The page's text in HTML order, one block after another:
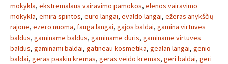
mokykla, ekstremalaus vairavimo pamokos, elenos vairavimo
mokykla, emira spintos, euro langai, evaldo langai, ežeras anykščių
rajone, ezero nuoma, fauga langai, gajos baldai, gamina virtuves
baldus, gaminame baldus, gaminame duris, gaminame virtuves
baldus, gaminami baldai, gatineau kosmetika, gealan langai, genio
baldai, geras paakiu kremas, geras veido kremas, geri baldai, geri